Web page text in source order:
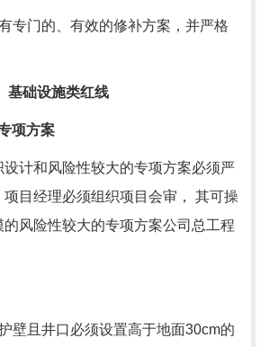
专门的、有效的修补方案，并严格
基础设施类红线
项方案
计和风险性较大的专项方案必须严
目经理必须组织项目会审， 其可操
风险性较大的专项方案公司总工程
壁且井口必须设置高于地面30cm的